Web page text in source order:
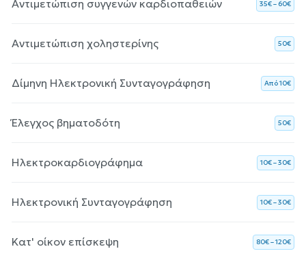
Αντιμετώπιση συγγενών καρδιοπαθειών 35€ – 60€
Αντιμετώπιση χοληστερίνης 50€
Δίμηνη Ηλεκτρονική Συνταγογράφηση Aπό 10€
Έλεγχος βηματοδότη 50€
Ηλεκτροκαρδιογράφημα 10€ – 30€
Ηλεκτρονική Συνταγογράφηση 10€ – 30€
Κατ' οίκον επίσκεψη 80€ – 120€